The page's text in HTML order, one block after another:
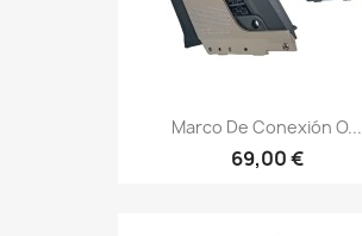
Marco De Conexión O...
69,00 €